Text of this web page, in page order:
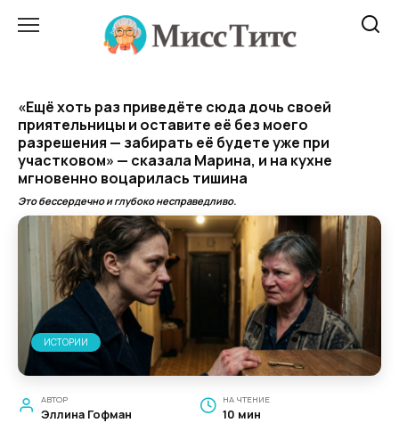
«Ещё хоть раз приведёте сюда дочь своей
приятельницы и оставите её без моего
разрешения — забирать её будете уже при
участковом» — сказала Марина, и на кухне
мгновенно воцарилась тишина
Это бессердечно и глубоко несправедливо.
ИСТОРИИ
АВТОР
Эллина Гофман
НА ЧТЕНИЕ
10 мин